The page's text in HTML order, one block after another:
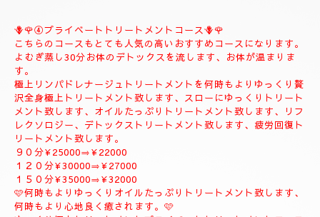
------------------------------------
♥️🌹③ラグジュアリートリートメントコース♥️🌹
贅沢全身極上リンパドレナージュトリートメント、リフレクソロ
ジーデトックストリートメントフィシャルマッサージ＆パックソ
ルトトリートメント、疲労回復トリートメントコース
９０分¥20000
１２０分¥26000
１５０分¥31000
１８０分¥37000
❖❖❖❖❖❖❖❖❖